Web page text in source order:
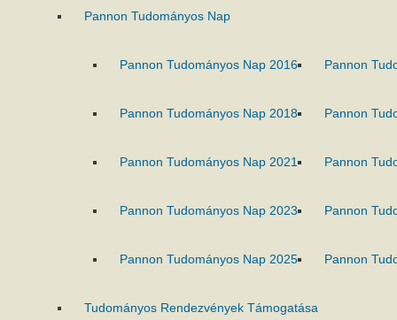
Pannon Tudományos Nap
Pannon Tudományos Nap 2016 Pannon
Pannon Tudományos Nap 2018 Pannon
Pannon Tudományos Nap 2021 Pannon
Pannon Tudományos Nap 2023 Pannon
Pannon Tudományos Nap 2025 Pannon
Tudományos Rendezvények Támogatása